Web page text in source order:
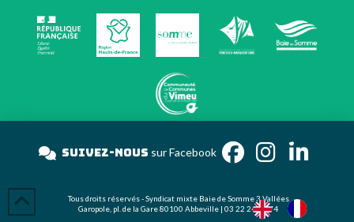
Suivez-nous sur Faceboo
Tous droits réservés - Syndicat mixte Baie de Somme 3 Vallées
Garopole, pl. de la Gare 80100 Abbeville | 03 22 24 40 74